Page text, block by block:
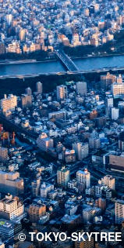
© TOKYO-SKYTREE